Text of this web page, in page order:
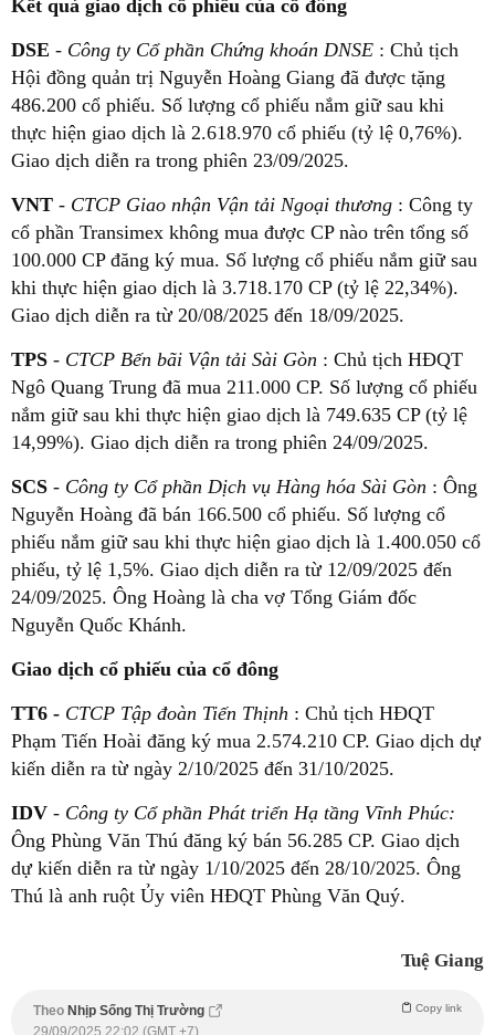
Kết quả giao dịch cổ phiếu của cổ đông
DSE - Công ty Cổ phần Chứng khoán DNSE : Chủ tịch
Hội đồng quản trị Nguyễn Hoàng Giang đã được tặng
486.200 cổ phiếu. Số lượng cổ phiếu nắm giữ sau khi
thực hiện giao dịch là 2.618.970 cổ phiếu (tỷ lệ 0,76%).
Giao dịch diễn ra trong phiên 23/09/2025.
VNT - CTCP Giao nhận Vận tải Ngoại thương : Công ty
cổ phần Transimex không mua được CP nào trên tổng số
100.000 CP đăng ký mua. Số lượng cổ phiếu nắm giữ sau
khi thực hiện giao dịch là 3.718.170 CP (tỷ lệ 22,34%).
Giao dịch diễn ra từ 20/08/2025 đến 18/09/2025.
TPS - CTCP Bến bãi Vận tải Sài Gòn : Chủ tịch HĐQT
Ngô Quang Trung đã mua 211.000 CP. Số lượng cổ phiếu
nắm giữ sau khi thực hiện giao dịch là 749.635 CP (tỷ lệ
14,99%). Giao dịch diễn ra trong phiên 24/09/2025.
SCS - Công ty Cổ phần Dịch vụ Hàng hóa Sài Gòn : Ông
Nguyễn Hoàng đã bán 166.500 cổ phiếu. Số lượng cổ
phiếu nắm giữ sau khi thực hiện giao dịch là 1.400.050 cổ
phiếu, tỷ lệ 1,5%. Giao dịch diễn ra từ 12/09/2025 đến
24/09/2025. Ông Hoàng là cha vợ Tổng Giám đốc
Nguyễn Quốc Khánh.
Giao dịch cổ phiếu của cổ đông
TT6 - CTCP Tập đoàn Tiến Thịnh : Chủ tịch HĐQT
Phạm Tiến Hoài đăng ký mua 2.574.210 CP. Giao dịch dự
kiến diễn ra từ ngày 2/10/2025 đến 31/10/2025.
IDV - Công ty Cổ phần Phát triển Hạ tầng Vĩnh Phúc:
Ông Phùng Văn Thú đăng ký bán 56.285 CP. Giao dịch
dự kiến diễn ra từ ngày 1/10/2025 đến 28/10/2025. Ông
Thú là anh ruột Ủy viên HĐQT Phùng Văn Quý.
Tuệ Giang
Theo Nhịp Sống Thị Trường Copy link
29/09/2025 22:02 (GMT +7)